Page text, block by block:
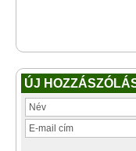
ÚJ